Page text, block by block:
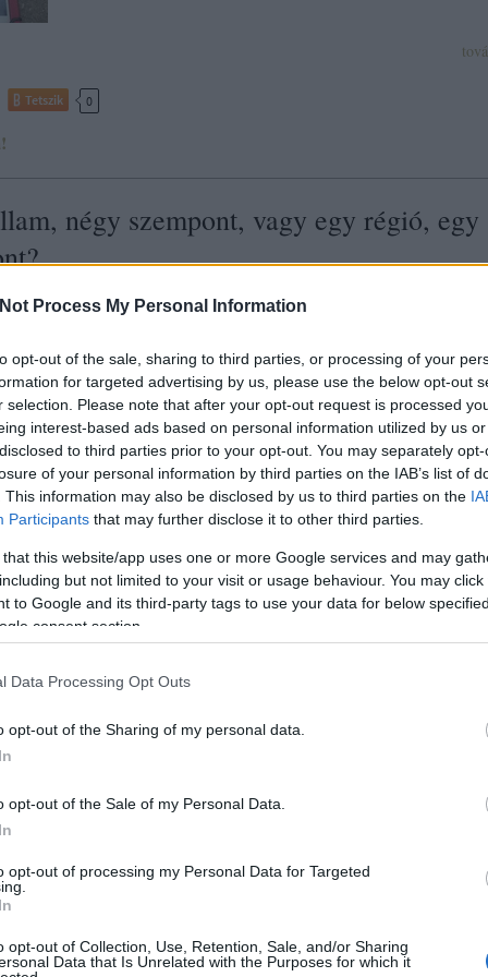
Process My Personal Information
opt-out of the sale, sharing to third parties, or processing of your
for targeted advertising by us, please use the below opt-out
selection. Please note that after your opt-out request is processed
interest-based ads based on personal information utilized by us
to third parties prior to your opt-out. You may separately
of your personal information by third parties on the IAB’s list of
This information may also be disclosed by us to third parties on the
Participants that may further disclose it to other third parties.
that this website/app uses one or more Google services and may
but not limited to your visit or usage behaviour. You may
to Google and its third-party tags to use your data for below
consent section.
Data Processing Opt Outs
opt-out of the Sharing of my personal data.
opt-out of the Sale of my Personal Data.
opt-out of processing my Personal Data for Targeted
opt-out of Collection, Use, Retention, Sale, and/or Sharing
Data that Is Unrelated with the Purposes for which it
Tetszik 0
négy szempont, vagy egy régió, egy
történelem lengyel cseh társadalom szlovák
Mészáros Andor
A Szent Adalbert Közép- és Kelet-Európa Kutatásokért Alapítvány
gondozásában a tavalyi év elején megjelent Visegrádi kézikönyv
a Közép-Európai államokat bemutató kötet, amely egyrészt egy elég
és tátongó hiányt is pótolt a magyar kulturális életben, másrészt
lehet, hogy…
Tetszik 0
„Az a zene, amely nem vált ki vitákat, lehet vigasztaló és bájos, de
jólétébe, amelyet a viszonylagos politikai és anyagi biztonság ad?
ébresszük…